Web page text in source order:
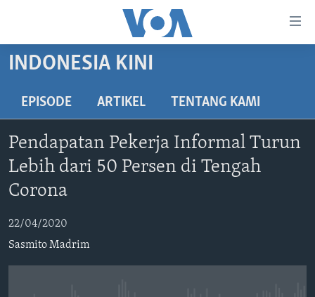
Akses
Utama
Lanjut
ke
Navigasi
Lanjut
ke
DUNIA
POLYGRAPH
DAFTAR PROGRAM
IKUTI KAMI
INDONESIA KINI
EPISODE ARTIKEL TENTANG KAMI
Pendapatan Pekerja Informal Turun
Lebih dari 50 Persen di Tengah
Corona
22/04/2020
Sasmito Madrim